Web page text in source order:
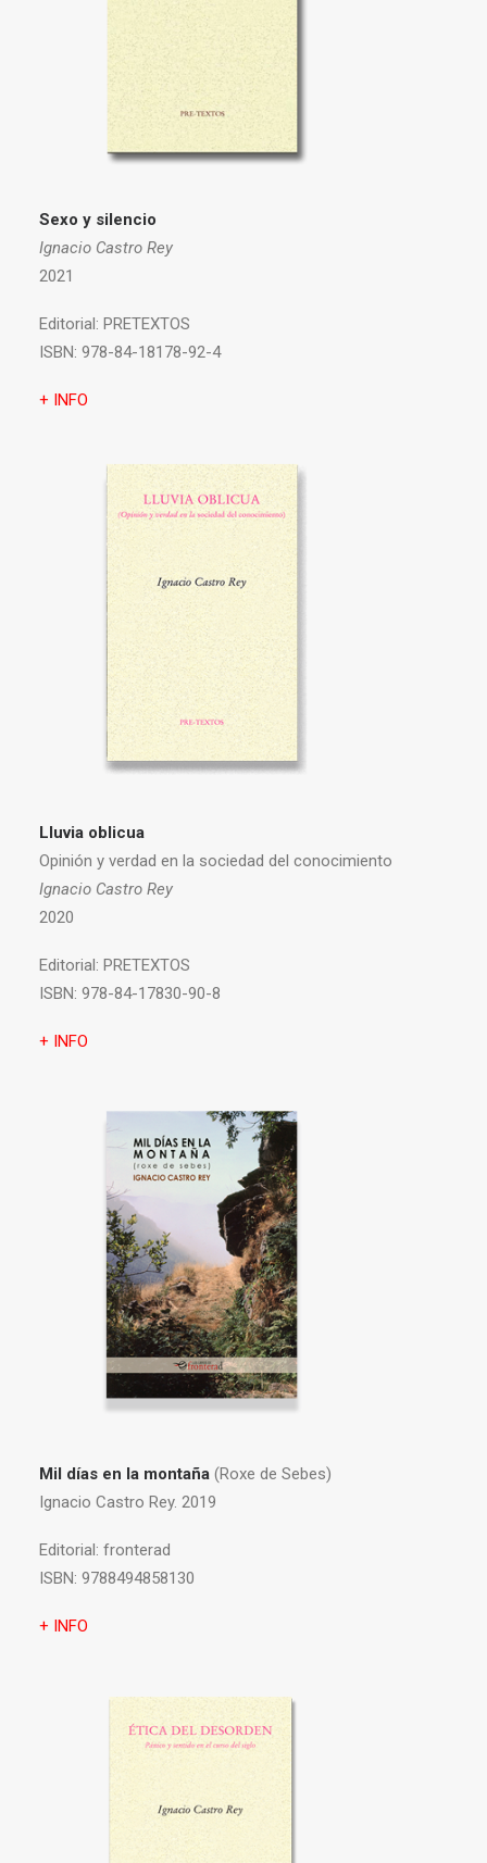
Sexo y silencio
Ignacio Castro Rey
2021
Editorial: PRETEXTOS
ISBN: 978-84-18178-92-4
+ INFO
Lluvia oblicua
Opinión y verdad en la sociedad del conocimiento
Ignacio Castro Rey
2020
Editorial: PRETEXTOS
ISBN: 978-84-17830-90-8
+ INFO
Mil días en la montaña (Roxe de Sebes)
Ignacio Castro Rey. 2019
Editorial: fronterad
ISBN: 9788494858130
+ INFO